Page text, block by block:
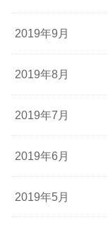
2019年9月
2019年8月
2019年7月
2019年6月
2019年5月